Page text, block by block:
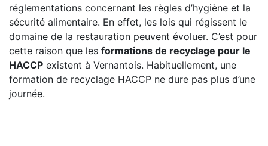
réglementations concernant les règles d’hygiène et la
sécurité alimentaire. En effet, les lois qui régissent le
domaine de la restauration peuvent évoluer. C’est pour
cette raison que les formations de recyclage pour le
HACCP existent à Vernantois. Habituellement, une
formation de recyclage HACCP ne dure pas plus d’une
journée.